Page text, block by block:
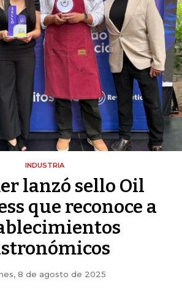
INDUSTRIA
lanzó sello Oil
que reconoce a
8 de agosto de 2025